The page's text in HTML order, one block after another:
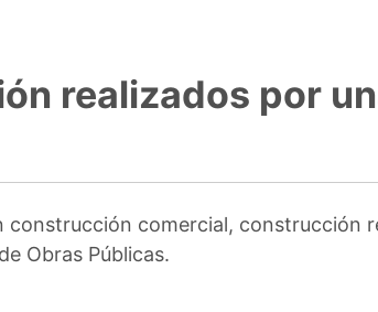
realizados por
construcción comercial, construcción
Obras Públicas.